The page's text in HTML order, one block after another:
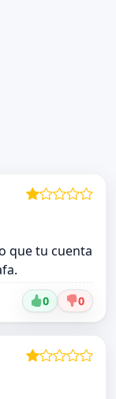
que tu cuenta
0 0